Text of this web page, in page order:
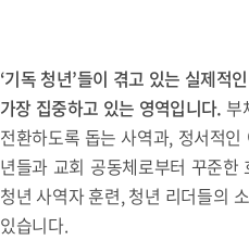
‘기독 청년’들이 겪고 있는 실제적
가장 집중하고 있는 영역입니다. 부
전환하도록 돕는 사역과, 정서적
년들과 교회 공동체로부터 꾸준
청년 사역자 훈련, 청년 리더들의
있습니다.